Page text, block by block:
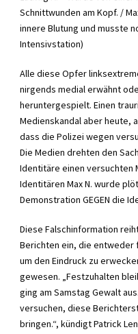
Schnittwunden am Kopf. /
innere Blutung und musste
Intensivstation)
Alle diese Opfer
nirgends medial erwähnt
heruntergespielt. Einen
Medienskandal aber heute,
dass die Polizei wegen
Die Medien drehten den
Identitäre einen versuchten
Identitären Max N. wurde
Demonstration GEGEN die
Diese Falschinformation
Berichten ein, die
um den Eindruck zu
gewesen. „Festzuhalten
ging am Samstag Gewalt
versuchen, diese
bringen.“, kündigt Patrick